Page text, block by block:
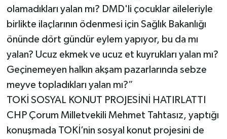
olamadıkları yalan mı? DMD'li çocuklar aileleriyle
birlikte ilaçlarının ödenmesi için Sağlık Bakanlığı
önünde dört gündür eylem yapıyor, bu da mı
yalan? Ucuz ekmek ve ucuz et kuyrukları yalan mı?
Geçinemeyen halkın akşam pazarlarında sebze
meyve topladıkları yalan mı?”
TOKİ SOSYAL KONUT PROJESİNİ HATIRLATTI
CHP Çorum Milletvekili Mehmet Tahtasız, yaptığı
konuşmada TOKİ’nin sosyal konut projesini de